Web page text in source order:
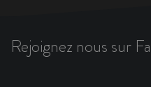
Rejoignez nous sur